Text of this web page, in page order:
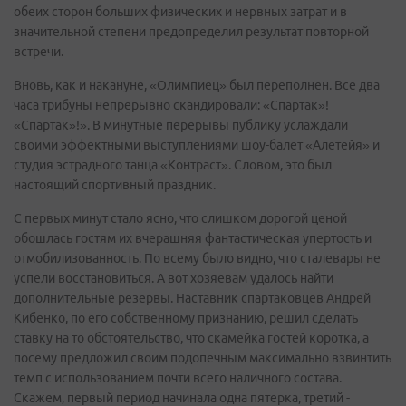
обеих сторон больших физических и нервных затрат и в
значительной степени предопределил результат повторной
встречи.
Вновь, как и накануне, «Олимпиец» был переполнен. Все два
часа трибуны непрерывно скандировали: «Спартак»!
«Спартак»!». В минутные перерывы публику услаждали
своими эффектными выступлениями шоу-балет «Алетейя» и
студия эстрадного танца «Контраст». Словом, это был
настоящий спортивный праздник.
С первых минут стало ясно, что слишком дорогой ценой
обошлась гостям их вчерашняя фантастическая упертость и
отмобилизованность. По всему было видно, что сталевары не
успели восстановиться. А вот хозяевам удалось найти
дополнительные резервы. Наставник спартаковцев Андрей
Кибенко, по его собственному признанию, решил сделать
ставку на то обстоятельство, что скамейка гостей коротка, а
посему предложил своим подопечным максимально взвинтить
темп с использованием почти всего наличного состава.
Скажем, первый период начинала одна пятерка, третий -